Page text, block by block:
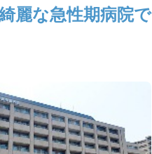
麗な急性期病院で